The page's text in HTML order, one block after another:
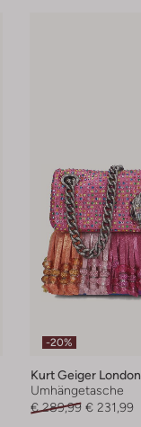
-20%
Kurt Geiger London
Umhängetasche
€ 289,99 € 231,99